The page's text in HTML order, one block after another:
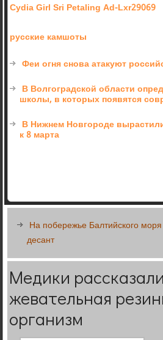
Cydia Girl Sri Petaling Ad-Lxr29069
русские камшоты
Феи огня снова атакуют
В Волгоградской области
школы, в которых появятся
В Нижнем Новгороде
к 8 марта
На побережье Балтийского
десант
Медики
жевательная
организм